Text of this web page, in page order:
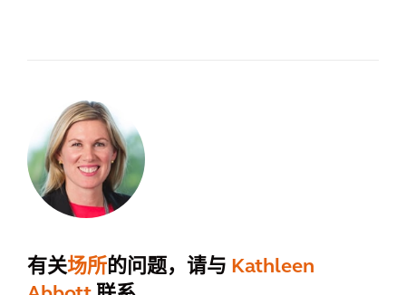
有关场所的问题，请与 Kathleen